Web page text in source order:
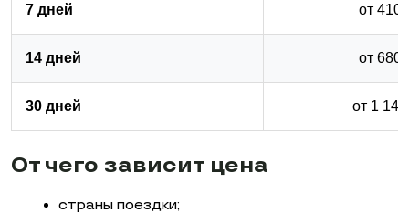
7 дней от 410
14 дней от 680
30 дней от 1 140
От чего зависит цена
страны поездки;